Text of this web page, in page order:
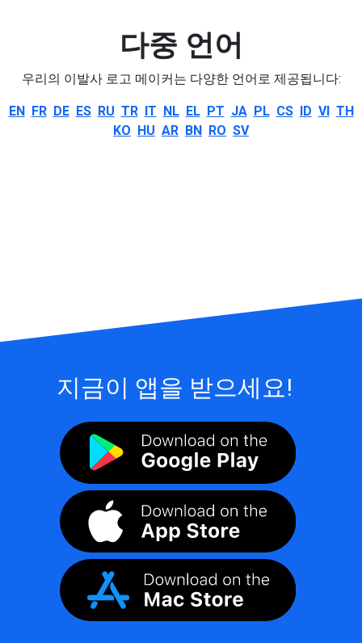
다중 언어
우리의 이발사 로고 메이커는 다양한 언어로 제공됩니다:
EN FR DE ES RU TR IT NL EL PT JA PL CS ID VI TH
KO HU AR BN RO SV
지금이 앱을 받으세요!